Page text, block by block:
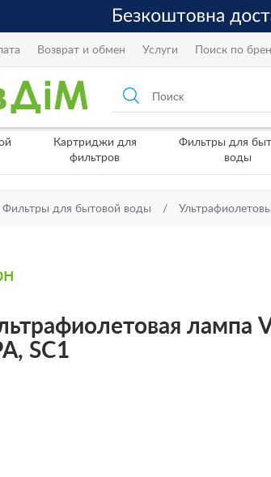
Возврат и обмен Услуги Поиск по
Картриджи для
фильтров
Фильтры для
воды
Фильтры для бытовой воды
лампа
SC1